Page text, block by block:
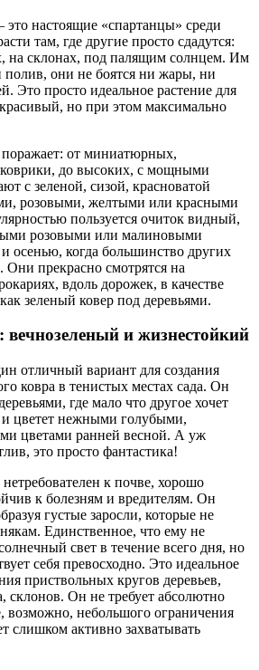
настоящие «спартанцы» среди
там, где другие просто сдадутся:
на склонах, под палящим солнцем. Им
полив, они не боятся ни жары, ни
Это просто идеальное растение для
красивый, но при этом максимально
поражает: от миниатюрных,
до высоких, с мощными
с зеленой, сизой, красноватой
розовыми, желтыми или красными
пользуется очиток видный,
розовыми или малиновыми
осенью, когда большинство других
Они прекрасно смотрятся на
вдоль дорожек, в качестве
зеленый ковер под деревьями.
и жизнестойкий
отличный вариант для создания
ковра в тенистых местах сада. Он
где мало что другое хочет
цветет нежными голубыми,
цветами ранней весной. А уж
это просто фантастика!
к почве, хорошо
к болезням и вредителям. Он
густые заросли, которые не
Единственное, что ему не
свет в течение всего дня, но
себя превосходно. Это идеальное
приствольных кругов деревьев,
склонов. Он не требует абсолютно
возможно, небольшого ограничения
слишком активно захватывать